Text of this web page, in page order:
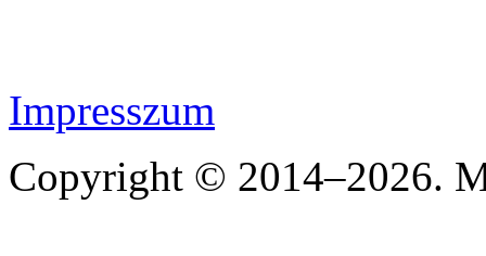
Impresszum
Copyright © 2014–2026.